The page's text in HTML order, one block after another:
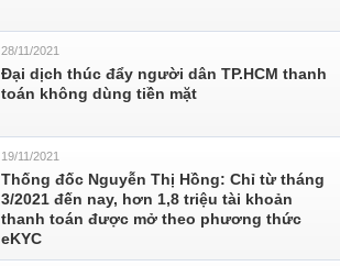
28/11/2021
Đại dịch thúc đẩy người dân TP.HCM thanh
toán không dùng tiền mặt
19/11/2021
Thống đốc Nguyễn Thị Hồng: Chỉ từ tháng
3/2021 đến nay, hơn 1,8 triệu tài khoản
thanh toán được mở theo phương thức
eKYC